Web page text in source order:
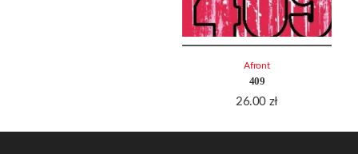
409
26.00 zł
Afront